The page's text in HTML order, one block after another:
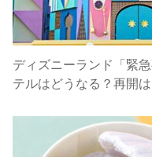
ディズニーランド「緊
テルはどうなる？再開は